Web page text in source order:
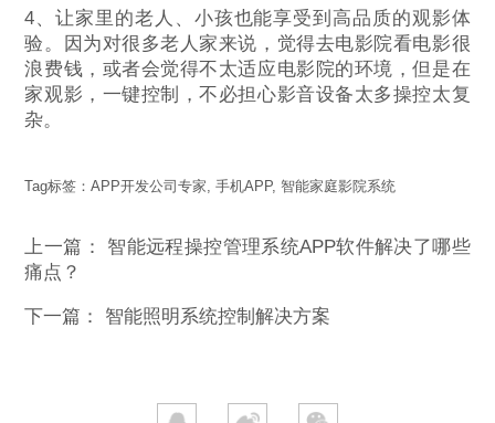
4、让家里的老人、小孩也能享受到高品质的观影体
验。因为对很多老人家来说，觉得去电影院看电影很
浪费钱，或者会觉得不太适应电影院的环境，但是在
家观影，一键控制，不必担心影音设备太多操控太复
杂。
Tag标签：APP开发公司专家,手机APP, 智能家庭影院系统
上一篇： 智能远程操控管理系统APP软件解决了哪些
痛点？
下一篇： 智能照明系统控制解决方案